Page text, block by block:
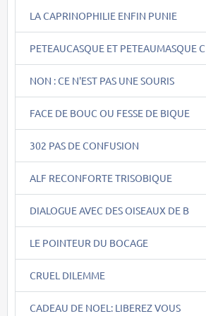
LA CAPRINOPHILIE ENFIN PUNIE
PETEAUCASQUE ET PETEAUMASQUE C
NON : CE N'EST PAS UNE SOURIS
FACE DE BOUC OU FESSE DE BIQUE
302 PAS DE CONFUSION
ALF RECONFORTE TRISOBIQUE
DIALOGUE AVEC DES OISEAUX DE B
LE POINTEUR DU BOCAGE
CRUEL DILEMME
CADEAU DE NOEL: LIBEREZ VOUS